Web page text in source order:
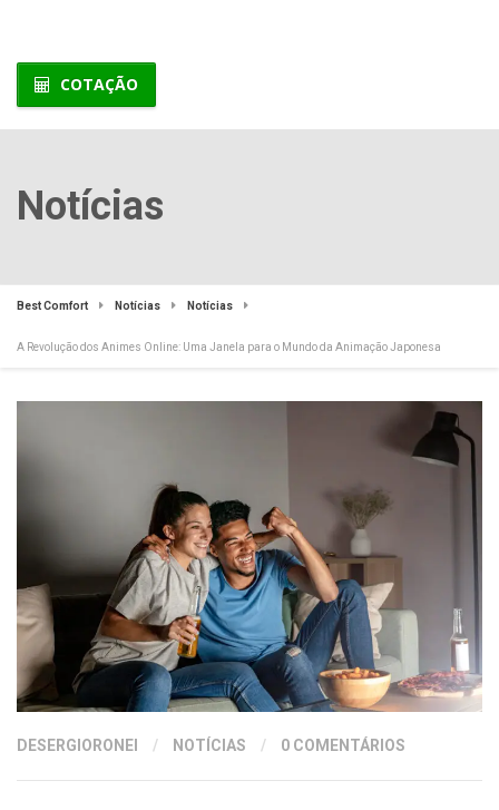
COTAÇÃO
Notícias
Best Comfort Notícias Notícias
A Revolução dos Animes Online: Uma Janela para o Mundo da Animação Japonesa
DESERGIORONEI / NOTÍCIAS / 0 COMENTÁRIOS